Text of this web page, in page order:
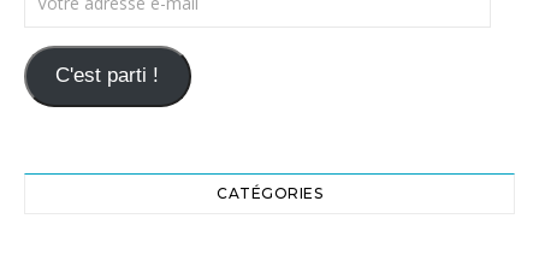
C'est parti !
CATÉGORIES